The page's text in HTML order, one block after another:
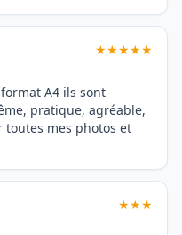
★★★★★
A4 ils sont
pratique, agréable,
toutes mes photos et
★★★